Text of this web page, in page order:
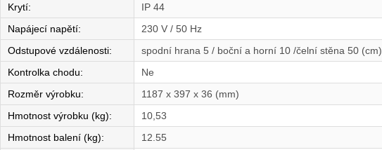
Krytí:
IP 44
Napájecí napětí:
230 V / 50 Hz
Odstupové vzdálenosti:
spodní hrana 5 / boční a horní 10 /čelní stěna 50 (cm)
Kontrolka chodu:
Ne
Rozměr výrobku:
1187 x 397 x 36 (mm)
Hmotnost výrobku (kg):
10,53
Hmotnost balení (kg): 12.55